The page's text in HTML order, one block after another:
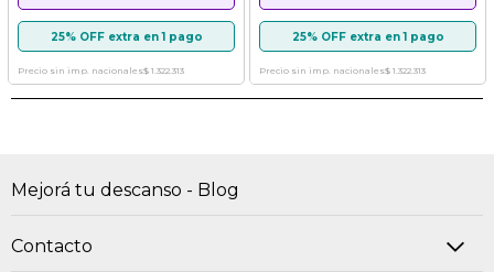
25% OFF extra en 1 pago
Precio sin imp. nacionales$ 1.322.313
25% OFF extra en 1 pago
Precio sin imp. nacionales$ 1.322.313
Mejorá tu descanso - Blog
Contacto